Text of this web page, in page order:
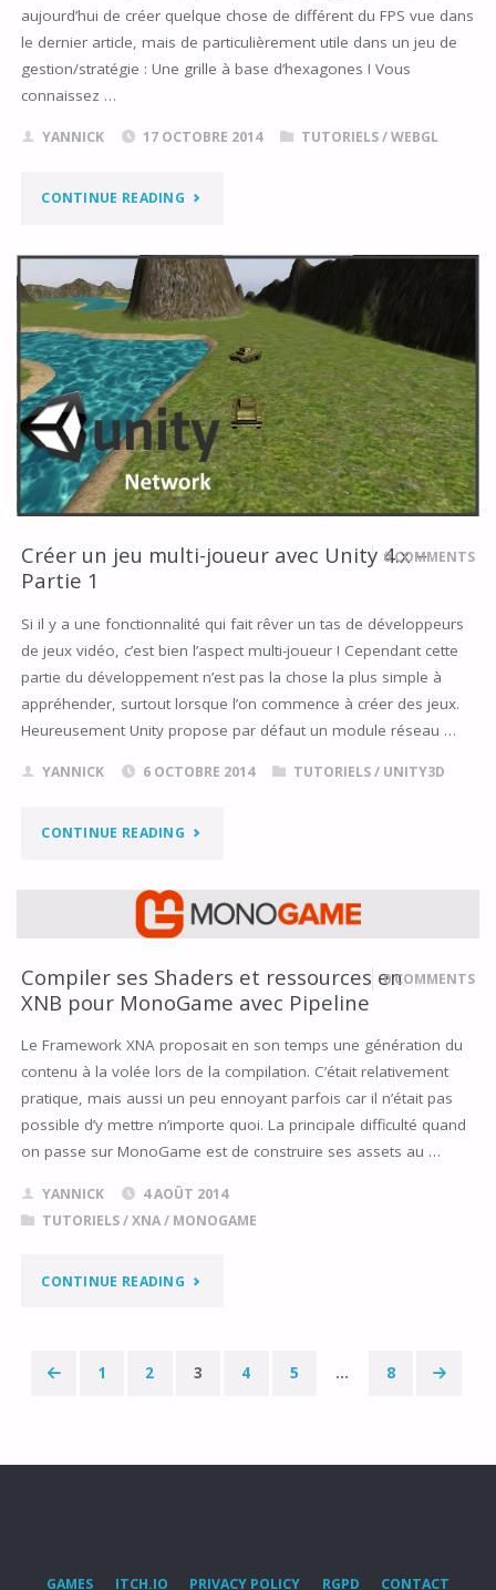
aujourd’hui de créer quelque chose de différent du FPS vue dans
le dernier article, mais de particulièrement utile dans un jeu de
gestion/stratégie : Une grille à base d’hexagones ! Vous
connaissez …
YANNICK 17 OCTOBRE 2014 TUTORIELS/WEBGL
CONTINUE READING "CRÉER
GRILLE
EN
3D
AVEC
BABYLON.JS"
Créer un jeu multi-joueur avec Unity 4.x –
Partie 1
0 COMMENTS
Si il y a une fonctionnalité qui fait rêver un tas de développeurs
de jeux vidéo, c’est bien l’aspect multi-joueur ! Cependant cette
partie du développement n’est pas la chose la plus simple à
appréhender, surtout lorsque l’on commence à créer des jeux.
Heureusement Unity propose par défaut un module réseau …
YANNICK 6 OCTOBRE 2014 TUTORIELS/ UNITY3D
CONTINUE READING "CRÉER
JEU
JOUEUR
AVEC
UNITY
–
PARTIE
1"
Compiler ses Shaders et ressources en
XNB pour MonoGame avec Pipeline
0 COMMENTS
Le Framework XNA proposait en son temps une génération du
contenu à la volée lors de la compilation. C’était relativement
pratique, mais aussi un peu ennoyant parfois car il n’était pas
possible d’y mettre n’importe quoi. La principale difficulté quand
on passe sur MonoGame est de construire ses assets au …
YANNICK
4 AOÛT 2014
TUTORIELS/XNA / MONOGAME
CONTINUE READING "COMPILER
SHADERS
des
1 2 3 4 5 … 8
GAMES ITCH.IO PRIVACY POLICY RGPD CONTACT